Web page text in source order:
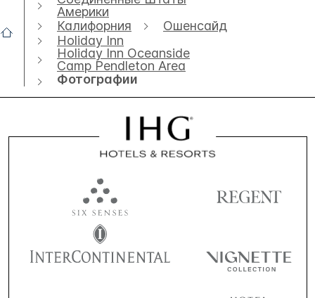
Америки
Калифорния
Ошенсайд
Holiday Inn
Holiday Inn Oceanside
Camp Pendleton Area
Фотографии